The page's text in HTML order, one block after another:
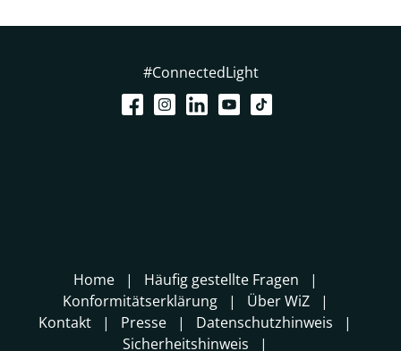
#ConnectedLight
Home
Häufig gestellte Fragen
Konformitätserklärung
Über WiZ
Kontakt
Presse
Datenschutzhinweis
Sicherheitshinweis